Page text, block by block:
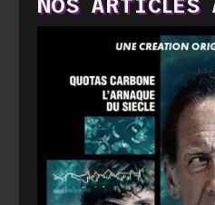
NOS ARTICLES